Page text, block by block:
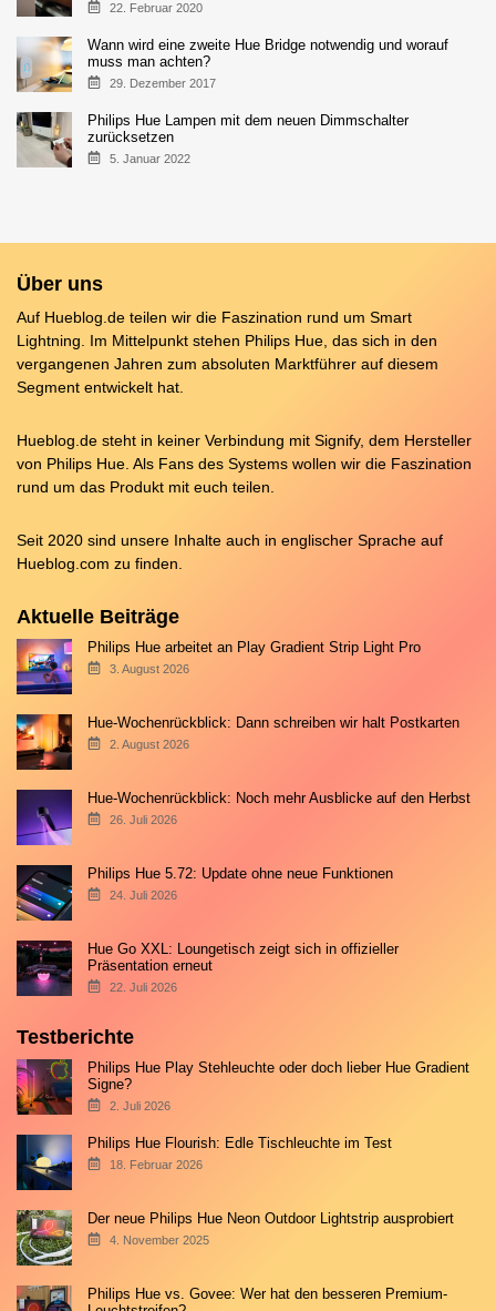
22. Februar 2020
Wann wird eine zweite Hue Bridge notwendig und worauf
muss man achten?
29. Dezember 2017
Philips Hue Lampen mit dem neuen Dimmschalter
zurücksetzen
5. Januar 2022
Über uns
Auf Hueblog.de teilen wir die Faszination rund um Smart
Lightning. Im Mittelpunkt stehen Philips Hue, das sich in den
vergangenen Jahren zum absoluten Marktführer auf diesem
Segment entwickelt hat.
Hueblog.de steht in keiner Verbindung mit Signify, dem Hersteller
von Philips Hue. Als Fans des Systems wollen wir die Faszination
rund um das Produkt mit euch teilen.
Seit 2020 sind unsere Inhalte auch in englischer Sprache auf
Hueblog.com zu finden.
Aktuelle Beiträge
Philips Hue arbeitet an Play Gradient Strip Light Pro
3. August 2026
Hue-Wochenrückblick: Dann schreiben wir halt Postkarten
2. August 2026
Hue-Wochenrückblick: Noch mehr Ausblicke auf den Herbst
26. Juli 2026
Philips Hue 5.72: Update ohne neue Funktionen
24. Juli 2026
Hue Go XXL: Loungetisch zeigt sich in offizieller
Präsentation erneut
22. Juli 2026
Testberichte
Philips Hue Play Stehleuchte oder doch lieber Hue Gradient
Signe?
2. Juli 2026
Philips Hue Flourish: Edle Tischleuchte im Test
18. Februar 2026
Der neue Philips Hue Neon Outdoor Lightstrip ausprobiert
4. November 2025
Philips Hue vs. Govee: Wer hat den besseren Premium-